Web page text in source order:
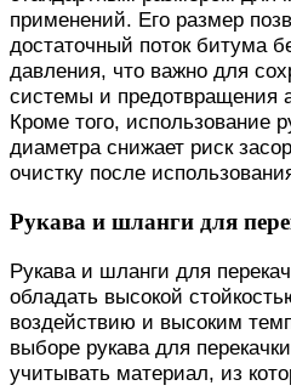
применений. Его размер
достаточный поток битума
давления, что важно для
системы и предотвращения
Кроме того, использование
диаметра снижает риск
очистку после
Рукава и шланги для
Рукава и шланги для
обладать высокой
воздействию и высоким
выборе рукава для
учитывать материал, из